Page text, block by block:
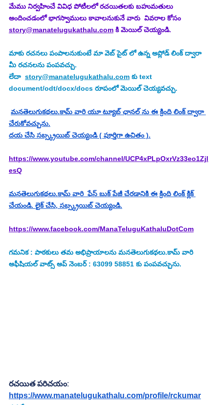
మేము నిర్వహించే వివిధ పోటీలలో రచయితలకు బహుమతులు
అందించడంలో భాగస్వాములు కావాలనుకునే వారు  వివరాల కోసం
story@manatelugukathalu.com కి మెయిల్ చెయ్యండి.
మాకు రచనలు పంపాలనుకుంటే మా వెబ్ సైట్ లో ఉన్న అప్లోడ్ లింక్ ద్వారా
మీ రచనలను పంపవచ్చు.
లేదా story@manatelugukathalu.com కు text
document/odt/docx/docs రూపంలో మెయిల్ చెయ్యవచ్చు.
మనతెలుగుకథలు.కామ్ వారి యూ ట్యూబ్ ఛానల్ ను ఈ క్రింది లింక్ ద్వారా
చేరుకోవచ్చును.
దయ చేసి సబ్స్క్రయిబ్ చెయ్యండి ( పూర్తిగా ఉచితం ).
https://www.youtube.com/channel/UCP4xPLpOxrVz33eo1Zjl
esQ
మనతెలుగుకథలు.కామ్ వారి  ఫేస్ బుక్ పేజీ చేరడానికి ఈ క్రింది లింక్ క్లిక్
చేయండి. లైక్ చేసి, సబ్స్క్రయిబ్ చెయ్యండి.
https://www.facebook.com/ManaTeluguKathaluDotCom
గమనిక : పాఠకులు తమ అభిప్రాయాలను మనతెలుగుకథలు.కామ్ వారి
అఫీషియల్ వాట్స్ అప్ నెంబర్ : 63099 58851 కు పంపవచ్చును.
రచయిత పరిచయం:
https://www.manatelugukathalu.com/profile/rckumar